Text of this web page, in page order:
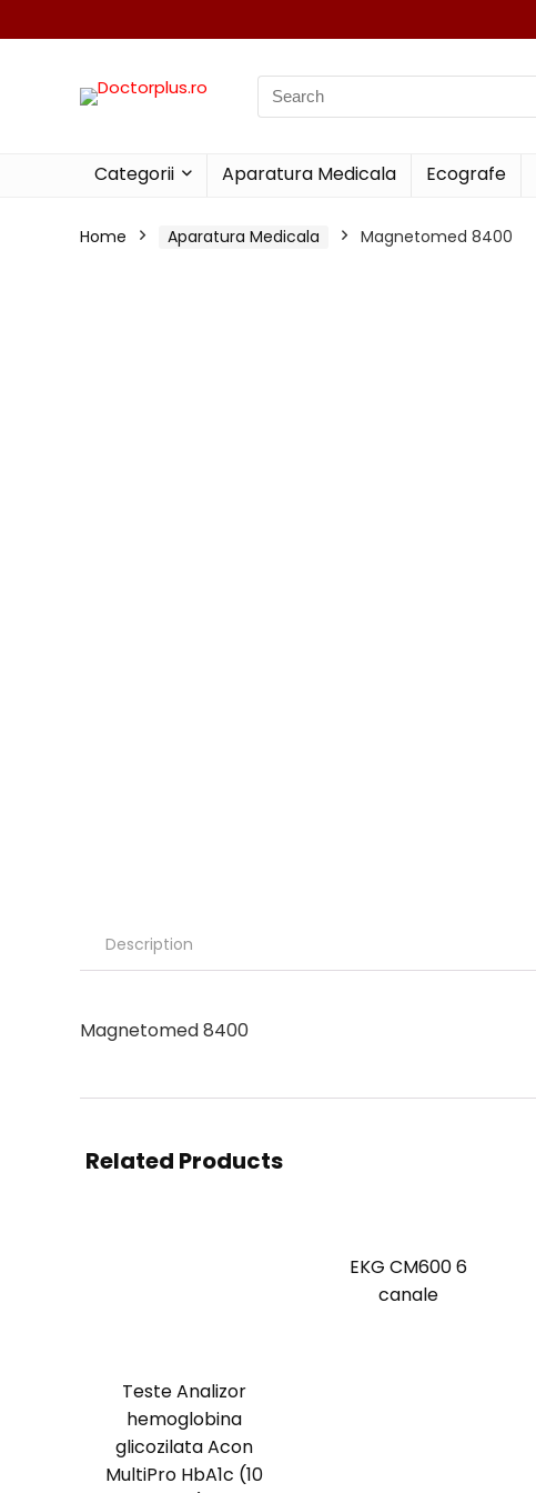
Search
for:
Categorii Aparatura Medicala Ecografe
Home Aparatura Medicala Magnetomed 8400
Description
Magnetomed 8400
Related Products
Teste Analizor
hemoglobina
glicozilata Acon
MultiPro HbA1c (10
EKG CM600 6
canale